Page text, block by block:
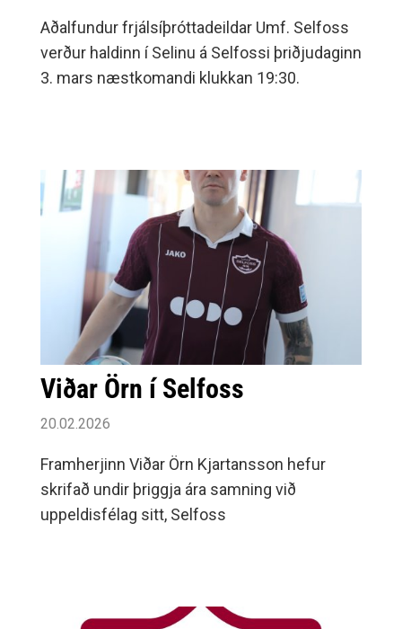
Aðalfundur frjálsíþróttadeildar Umf. Selfoss
verður haldinn í Selinu á Selfossi þriðjudaginn
3. mars næstkomandi klukkan 19:30.
Viðar Örn í Selfoss
20.02.2026
Framherjinn Viðar Örn Kjartansson hefur
skrifað undir þriggja ára samning við
uppeldisfélag sitt, Selfoss